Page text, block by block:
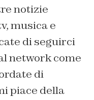
notizie
musica e
di seguirci
network come
di
piace della